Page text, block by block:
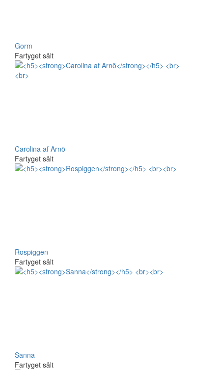
Gorm
Fartyget sålt
Carolina af Arnö
Fartyget sålt
Rospiggen
Fartyget sålt
Sanna
Fartyget sålt